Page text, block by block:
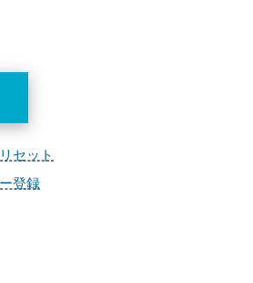
セット
登録